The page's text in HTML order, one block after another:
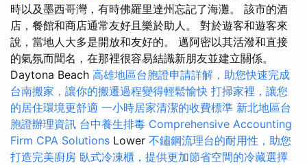
時以及墨西哥灣，有時佛羅里達州忘記了海灘。 該市的酒
店，餐館和商店通常友好且樂於助人。 對於遊客和遊客來
說，當地人大多是開放和友好的。 邁阿密以其活潑和直接
的氣氛而聞名，在那裡很容易結識新朋友並建立關係。
Daytona Beach 高雄地區台胞證申請詳解，助您快速完成
台南搬家，讓你的搬遷過程變得輕鬆愉快 打掃家裡，讓您
的居住環境更舒適 一小時居家清潔的收費標準 新北地區台
胞證辦理資訊 台中養生排毒 Comprehensive Accounting
Firm CPA Solutions Lower 不鏽鋼流理台的耐用性，助您
打造完美廚房 臥式冷凍櫃，提供更加節省空間的冷藏選擇